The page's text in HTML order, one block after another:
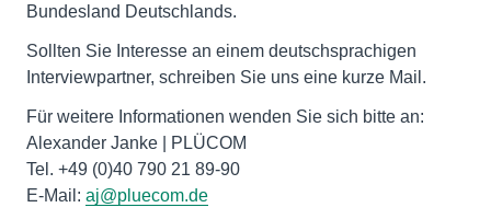
Bundesland Deutschlands.
Sollten Sie Interesse an einem deutschsprachigen
Interviewpartner, schreiben Sie uns eine kurze Mail.
Für weitere Informationen wenden Sie sich bitte an:
Alexander Janke | PLÜCOM
Tel. +49 (0)40 790 21 89-90
E-Mail: aj@pluecom.de